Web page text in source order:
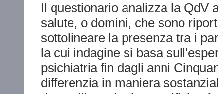
Il questionario analizza la QdV
salute, o domini, che sono
sottolineare la presenza tra i
la cui indagine si basa
psichiatria fin dagli anni
differenzia in maniera